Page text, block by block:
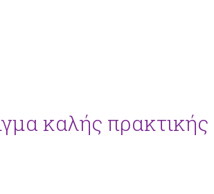
καλής πρακτικής